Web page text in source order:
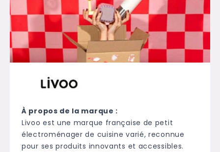
À propos de la marque :
Livoo est une marque française de petit
électroménager de cuisine varié, reconnue
pour ses produits innovants et accessibles.